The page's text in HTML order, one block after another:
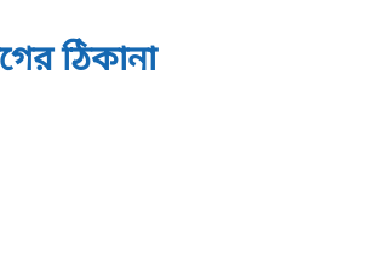
ঠিকানা